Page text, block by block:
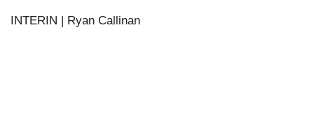
INTERIN | Ryan Callinan